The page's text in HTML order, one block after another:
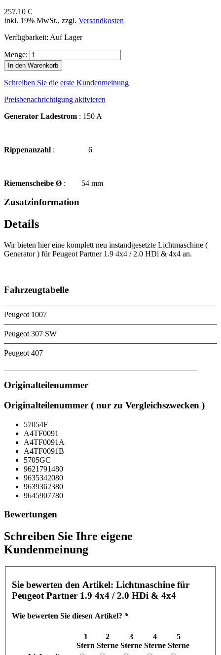
257,10 €
Inkl. 19% MwSt., zzgl. Versandkosten
Verfügbarkeit: Auf Lager
Menge:
In den Warenkorb
Schreiben Sie die erste Kundenmeinung
Preisbenachrichtigung aktivieren
Generator Ladestrom : 150 A
Rippenanzahl : 6
Riemenscheibe Ø : 54 mm
Zusatzinformation
Details
Wir bieten hier eine komplett neu instandgesetzte Lichtmaschine (
Generator ) für Peugeot Partner 1.9 4x4 / 2.0 HDi & 4x4 an.
Fahrzeugtabelle
Peugeot 1007
Peugeot 307 SW
Peugeot 407
Originalteilenummer
Originalteilenummer ( nur zu Vergleichszwecken )
57054F
A4TF0091
A4TF0091A
A4TF0091B
5705GC
9621791480
9635342080
9639362380
9645907780
Bewertungen
Schreiben Sie Ihre eigene
Kundenmeinung
Sie bewerten den Artikel: Lichtmaschine für
Peugeot Partner 1.9 4x4 / 2.0 HDi & 4x4
Wie bewerten Sie diesen Artikel? *
1
Stern
2
Sterne
3
Sterne
4
Sterne
5
Sterne